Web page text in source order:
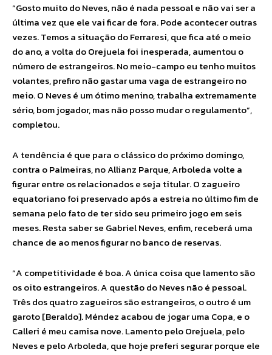
“Gosto muito do Neves, não é nada pessoal e não vai ser a
última vez que ele vai ficar de fora. Pode acontecer outras
vezes. Temos a situação do Ferraresi, que fica até o meio
do ano, a volta do Orejuela foi inesperada, aumentou o
número de estrangeiros. No meio-campo eu tenho muitos
volantes, prefiro não gastar uma vaga de estrangeiro no
meio. O Neves é um ótimo menino, trabalha extremamente
sério, bom jogador, mas não posso mudar o regulamento”,
completou.
A tendência é que para o clássico do próximo domingo,
contra o Palmeiras, no Allianz Parque, Arboleda volte a
figurar entre os relacionados e seja titular. O zagueiro
equatoriano foi preservado após a estreia no último fim de
semana pelo fato de ter sido seu primeiro jogo em seis
meses. Resta saber se Gabriel Neves, enfim, receberá uma
chance de ao menos figurar no banco de reservas.
“A competitividade é boa. A única coisa que lamento são
os oito estrangeiros. A questão do Neves não é pessoal.
Três dos quatro zagueiros são estrangeiros, o outro é um
garoto [Beraldo]. Méndez acabou de jogar uma Copa, e o
Calleri é meu camisa nove. Lamento pelo Orejuela, pelo
Neves e pelo Arboleda, que hoje preferi segurar porque ele